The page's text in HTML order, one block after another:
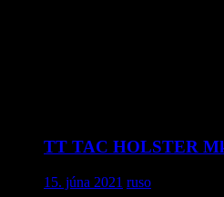
TT TAC HOLSTER
15. júna 2021 ruso